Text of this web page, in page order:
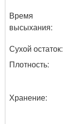
Время
высыхания:
Сухой остаток:
Плотность:
Хранение: